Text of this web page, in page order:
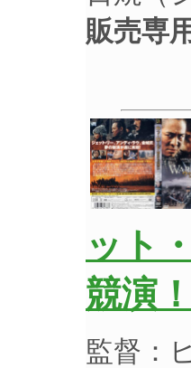
販売専
ット
競演
監督：